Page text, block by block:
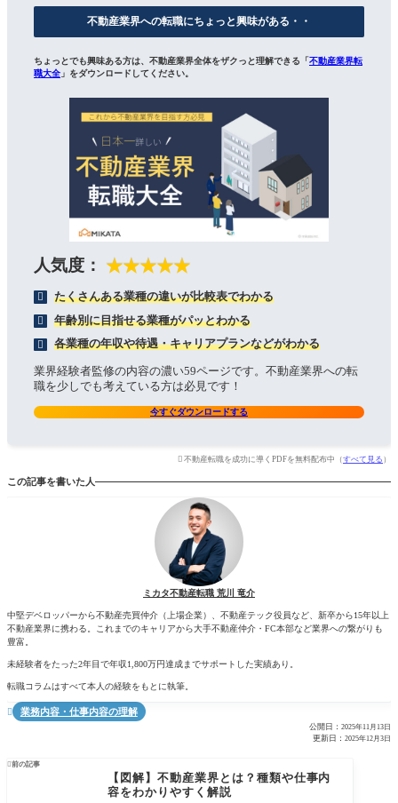
不動産業界への転職にちょっと興味がある・・
ちょっとでも興味ある方は、不動産業界全体をザクっと理解できる「不動産業界転
職大全 」をダウンロードしてください。
人気度： ★★★★★
たくさんある業種の違いが比較表でわかる
年齢別に目指せる業種がパッとわかる
各業種の年収や待遇・キャリアプランなどがわかる
業界経験者監修の内容の濃い59ページです。不動産業界への転
職を少しでも考えている方は必見です！
今すぐダウンロードする
不動産転職を成功に導くPDFを無料配布中（すべて見る ）
この記事を書いた人
ミカタ不動産転職 荒川 竜介
中堅デベロッパーから不動産売買仲介（上場企業）、不動産テック役員など、新卒から15年以上
不動産業界に携わる。これまでのキャリアから大手不動産仲介・FC本部など業界への繋がりも
豊富。
未経験者をたった2年目で年収1,800万円達成までサポートした実績あり。
転職コラムはすべて本人の経験をもとに執筆。
 業務内容・仕事内容の理解
公開日： 2025年11月13日
更新日： 2025年12月3日
前の記事
【図解】不動産業界とは？種類や仕事内
容をわかりやすく解説